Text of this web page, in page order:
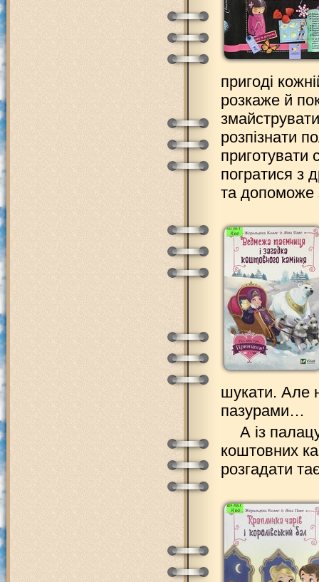
пригоді
розкаже й
розпізнати
приготувати
погратися з
та допоможе
шукати. Але
пазурами…
А із
коштовних
розгадати